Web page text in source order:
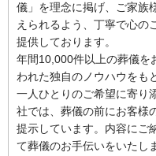
儀」を理念に掲げ、ご家族
えられるよう、丁寧で心の
提供しております。
年間10,000件以上の葬儀を
われた独自のノウハウをも
一人ひとりのご希望に寄り
社では、葬儀の前にお客様
提示しています。内容にご
て葬儀のお手伝いをいたし